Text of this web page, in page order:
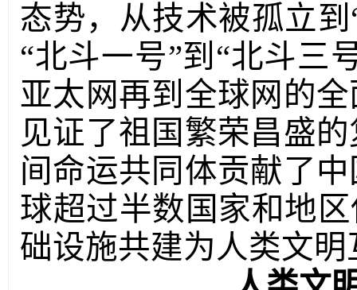
态势，从技术被孤立
“北斗一号”到“北斗三
亚太网再到全球网的
见证了祖国繁荣昌盛
间命运共同体贡献了
球超过半数国家和地
础设施共建为人类文